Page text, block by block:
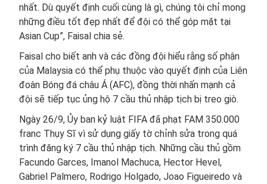
nhất. Dù quyết định cuối cùng là gì, chúng tôi chỉ mong
những điều tốt đẹp nhất để đội có thể góp mặt tại
Asian Cup”, Faisal chia sẻ.
Faisal cho biết anh và các đồng đội hiểu rằng số phận
của Malaysia có thể phụ thuộc vào quyết định của Liên
đoàn Bóng đá châu Á (AFC), đồng thời nhấn mạnh cả
đội sẽ tiếp tục ủng hộ 7 cầu thủ nhập tịch bị treo giò.
Ngày 26/9, Ủy ban kỷ luật FIFA đã phạt FAM 350.000
franc Thụy Sĩ vì sử dụng giấy tờ chỉnh sửa trong quá
trình đăng ký 7 cầu thủ nhập tịch. Những cầu thủ gồm
Facundo Garces, Imanol Machuca, Hector Hevel,
Gabriel Palmero, Rodrigo Holgado, Joao Figueiredo và